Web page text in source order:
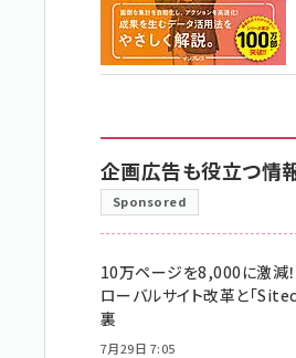
企画広告も役立つ情報
Sponsored
10万ページを8,000に激減
ローバルサイト改革と「
裏
7月29日 7:05